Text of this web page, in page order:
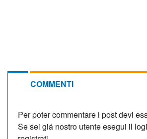
COMMENTI
Per poter commentare i post devi
Se sei giá nostro utente esegui il